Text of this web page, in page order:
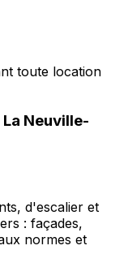
toute location
Neuville-
d'escalier et
: façades,
normes et